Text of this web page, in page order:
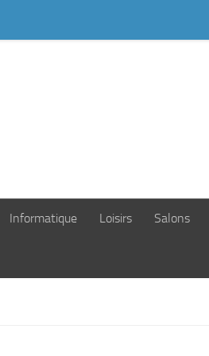
Informatique Loisirs Salons